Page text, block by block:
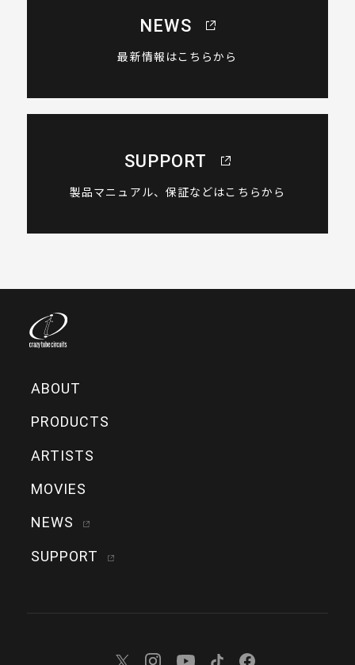
NEWS
最新情報はこちらから
SUPPORT
製品マニュアル、保証などはこちらから
ABOUT
PRODUCTS
ARTISTS
MOVIES
NEWS
SUPPORT